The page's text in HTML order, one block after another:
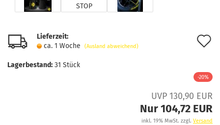
Lieferzeit:
ca. 1 Woche
(Ausland abweichend)
Lagerbestand: 31 Stück
-20%
UVP 130,90 EUR
Nur 104,72 EUR
inkl. 19% MwSt. zzgl. Versand